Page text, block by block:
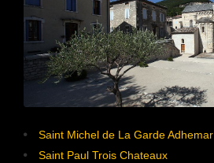
Saint Michel de La Garde Adhemar
Saint Paul Trois Chateaux